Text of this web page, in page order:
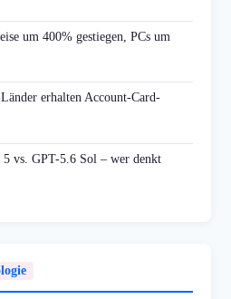
um 400% gestiegen, PCs um
erhalten Account-Card-
vs. GPT-5.6 Sol – wer denkt